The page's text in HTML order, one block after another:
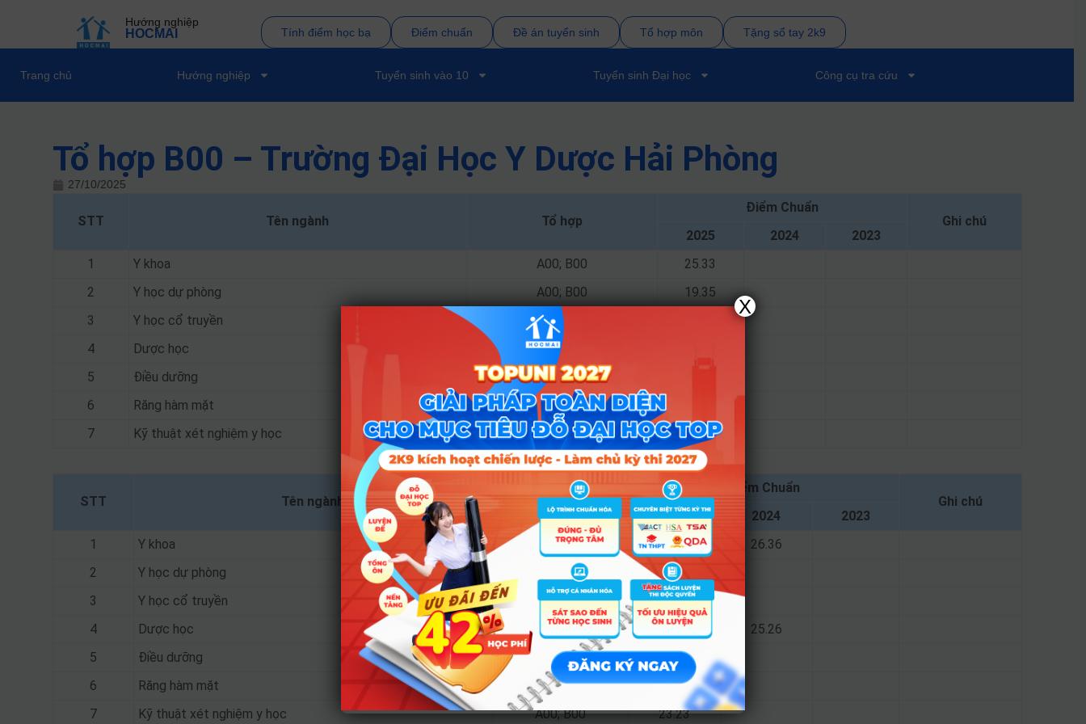
Hướng nghiệp
HOCMAI Tính điểm học bạ Điểm chuẩn Đề án tuyển sinh Tổ hợp môn Tặng sổ tay 2k9
Trang chủ Hướng nghiệp Tuyển sinh vào 10 Tuyển sinh Đại học Công cụ tra cứu
Tổ hợp B00 – Trường Đại Học Y Dược Hải Phòng
27/10/2025
STT Tên ngành Tổ hợp
Điểm Chuẩn
Ghi chú
2025
2024
2023
1
Y khoa A00; B00
25.33
2
Y học dự phòng A00; B00
19.35
3
Y học cổ truyền A00; B00
4
Dược học A00; B00; D07
5
Điều dưỡng A00; B00
6
Răng hàm mặt A00; B00
7
Kỹ thuật xét nghiệm y học A00; B00 23.23
STT Tên ngành Tổ hợp
Điểm Chuẩn
Ghi chú
2025
2024
2023
1
Y khoa A00; B00 25.33
26.36
2
Y học dự phòng A00; B00
19.35
3
Y học cổ truyền A00; B00
24.03
4
Dược học A00; B00 20
25.26
5
Điều dưỡng A00; B00
22.22
6
Răng hàm mặt A00; B00
24.63
7
Kỹ thuật xét nghiệm y học A00; B00 23.23
X